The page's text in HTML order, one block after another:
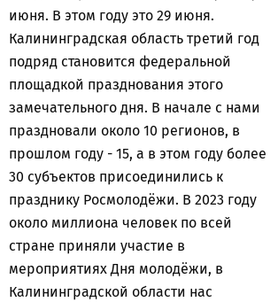
июня. В этом году это 29 июня.
Калининградская область третий год
подряд становится федеральной
площадкой празднования этого
замечательного дня. В начале с нами
праздновали около 10 регионов, в
прошлом году - 15, а в этом году более
30 субъектов присоединились к
празднику Росмолодёжи. В 2023 году
около миллиона человек по всей
стране приняли участие в
мероприятиях Дня молодёжи, в
Калининградской области нас